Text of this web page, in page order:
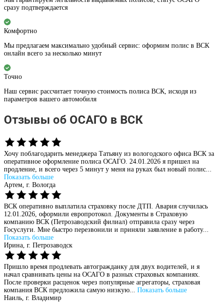
сразу подтверждается
Комфортно
Мы предлагаем максимально удобный сервис: оформим полис в ВСК
онлайн всего за несколько минут
Точно
Наш сервис рассчитает точную стоимость полиса ВСК, исходя из
параметров вашего автомобиля
Отзывы об ОСАГО в ВСК
Хочу поблагодарить менеджера Татьяну из вологодского офиса ВСК за
оперативное оформление полиса ОСАГО. 24.01.2026 я пришел на
продление, и всего через 5 минут у меня на руках был новый полис...
Показать больше
Артем, г. Вологда
ВСК оперативно выплатила страховку после ДТП. Авария случилась
12.01.2026, оформили европротокол. Документы в Страховую
компанию ВСК (Петрозаводский филиал) отправила сразу через
Госуслуги. Мне быстро перезвонили и приняли заявление в работу...
Показать больше
Ирина, г. Петрозаводск
Пришло время продлевать автогражданку для двух водителей, и я
начал сравнивать цены на ОСАГО в разных страховых компаниях.
После проверки расценок через популярные агрегаторы, страховая
компания ВСК предложила самую низкую... Показать больше
Наиль, г. Владимир